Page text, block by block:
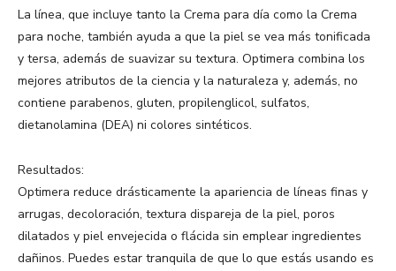
La línea, que incluye tanto la Crema para día como la Crema
para noche, también ayuda a que la piel se vea más tonificada
y tersa, además de suavizar su textura. Optimera combina los
mejores atributos de la ciencia y la naturaleza y, además, no
contiene parabenos, gluten, propilenglicol, sulfatos,
dietanolamina (DEA) ni colores sintéticos.
Resultados:
Optimera reduce drásticamente la apariencia de líneas finas y
arrugas, decoloración, textura dispareja de la piel, poros
dilatados y piel envejecida o flácida sin emplear ingredientes
dañinos. Puedes estar tranquila de que lo que estás usando es